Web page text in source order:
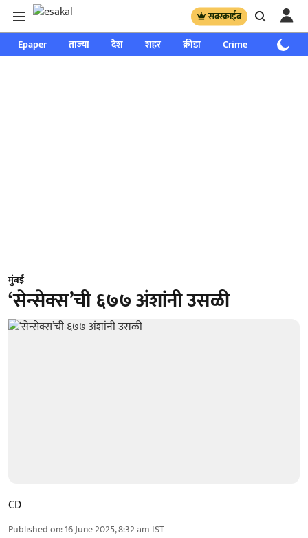
सबस्क्राईब
Epaper ताज्या देश शहर क्रीडा Crime साप्ताहिक
मुंबई
‘सेन्सेक्स’ची ६७७ अंशांनी उसळी
CD
Published on:16 June 2025, 8:32 am IST